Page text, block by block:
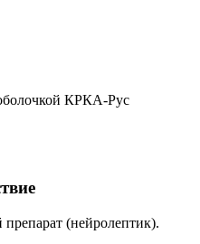
КРКА-Рус
(нейролептик).